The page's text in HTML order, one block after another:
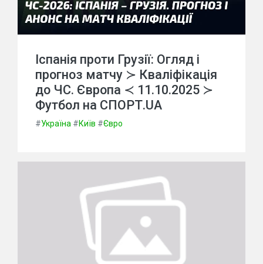
Іспанія проти Грузії: Огляд і
прогноз матчу ≻ Кваліфікація
до ЧС. Європа ≺ 11.10.2025 ≻
Футбол на СПОРТ.UA
#Україна #Київ #Євро